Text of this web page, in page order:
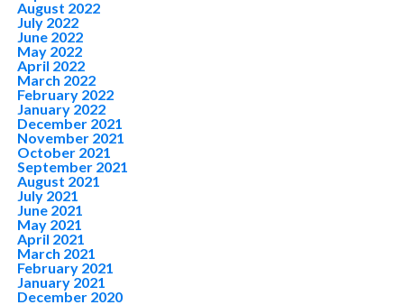
August 2022
July 2022
June 2022
May 2022
April 2022
March 2022
February 2022
January 2022
December 2021
November 2021
October 2021
September 2021
August 2021
July 2021
June 2021
May 2021
April 2021
March 2021
February 2021
January 2021
December 2020